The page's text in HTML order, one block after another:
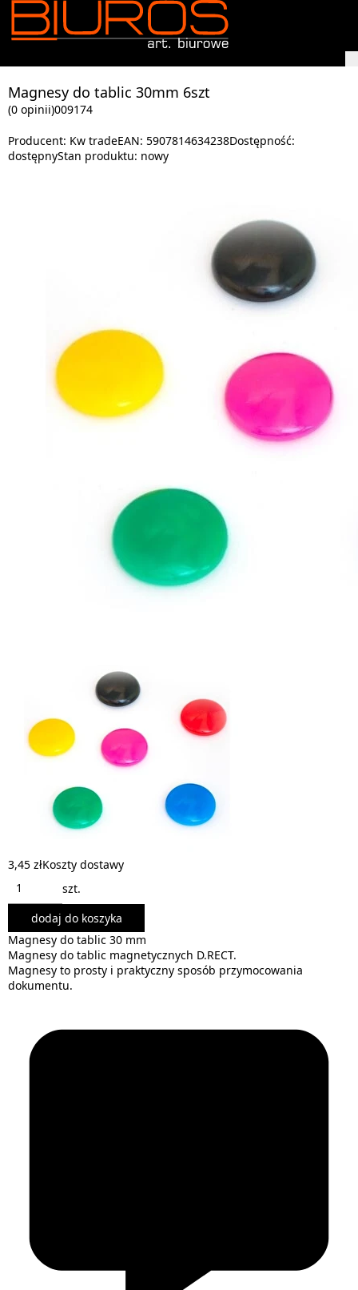
Magnesy do tablic 30mm 6szt
(0 opinii)009174
Producent: Kw tradeEAN: 5907814634238Dostępność:
dostępnyStan produktu: nowy
3,45 złKoszty dostawy
szt.
dodaj do koszyka
Magnesy do tablic 30 mm
Magnesy do tablic magnetycznych D.RECT.
Magnesy to prosty i praktyczny sposób przymocowania
dokumentu.